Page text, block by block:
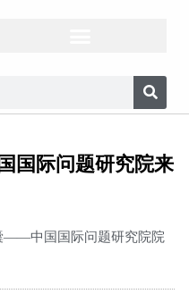
国际问题研究院来
——中国国际问题研究院院